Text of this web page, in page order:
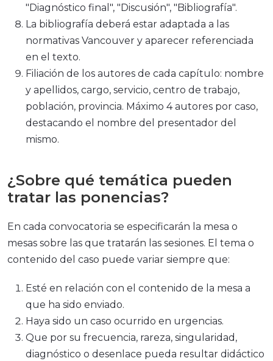
"Diagnóstico final", "Discusión", "Bibliografía".
La bibliografía deberá estar adaptada a las
normativas Vancouver y aparecer referenciada
en el texto.
Filiación de los autores de cada capítulo: nombre
y apellidos, cargo, servicio, centro de trabajo,
población, provincia. Máximo 4 autores por caso,
destacando el nombre del presentador del
mismo.
¿Sobre qué temática pueden
tratar las ponencias?
En cada convocatoria se especificarán la mesa o
mesas sobre las que tratarán las sesiones. El tema o
contenido del caso puede variar siempre que:
Esté en relación con el contenido de la mesa a
que ha sido enviado.
Haya sido un caso ocurrido en urgencias.
Que por su frecuencia, rareza, singularidad,
diagnóstico o desenlace pueda resultar didáctico